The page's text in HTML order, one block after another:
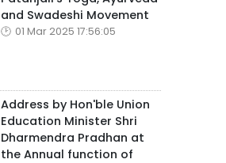
and Swadeshi Movement
01 Mar 2025 17:56:05
Address by Hon'ble Union
Education Minister Shri
Dharmendra Pradhan at
the Annual function of